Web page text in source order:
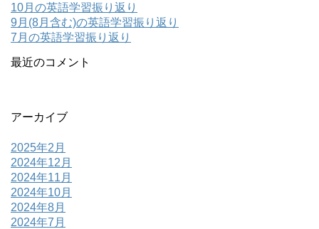
10月の英語学習振り返り
9月(8月含む)の英語学習振り返り
7月の英語学習振り返り
最近のコメント
アーカイブ
2025年2月
2024年12月
2024年11月
2024年10月
2024年8月
2024年7月